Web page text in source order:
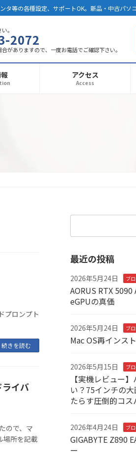
等の各種設定、サポートOK。新品・中古パソ
。
2072
がありますので、一度お電話でご確認下さい。
アクセス
Access
プロンプト
続きを読む
イバ
ので、マ
場所を記載
最近の投稿
2026年5月24日 ブ
AORUS RTX
eGPUの真価
2026年5月24日 ブ
Mac OS再インス
2026年5月15日 ブ
【実機レビュー
い？75インチの
たらす圧倒的コス
2026年4月24日 ブ
GIGABYTE Z890
ー